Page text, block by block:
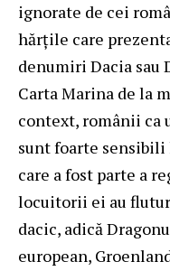
ignorate de cei
hărțile care
denumiri Dacia sau
Carta Marina de la
context, românii ca
sunt foarte sensibili
care a fost parte a
locuitorii ei au
dacic, adică
european,